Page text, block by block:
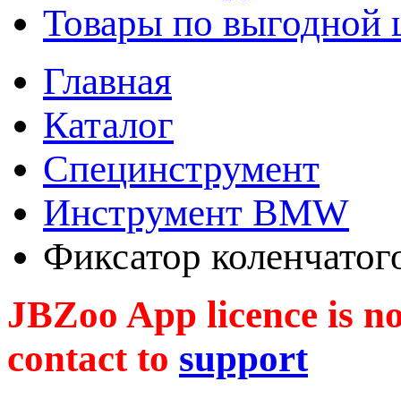
Товары по выгодной
Главная
Каталог
Специнструмент
Инструмент BMW
Фиксатор
JBZoo App licence is
contact to support